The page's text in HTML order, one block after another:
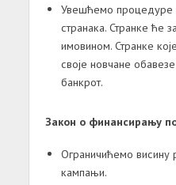
Увешћемо процедуре
странака. Странке ће
имовином. Странке
своје новчане
банкрот.
Закон о финансирању
Ограничићемо висину
кампањи.